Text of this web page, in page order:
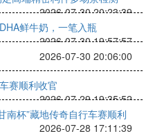
2026-07-30 20:23:39
鲜牛奶，一笔入瓶
2026-07-30 19:57:57
2026-07-30 20:06:00
赛顺利收官
2026-07-29 19:35:52
南杯”藏地传奇自行车赛顺利
2026-07-28 17:11:39